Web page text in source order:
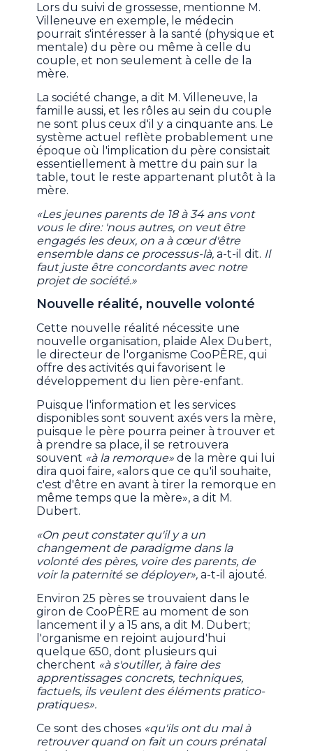
Lors du suivi de grossesse, mentionne M.
Villeneuve en exemple, le médecin
pourrait s'intéresser à la santé (physique et
mentale) du père ou même à celle du
couple, et non seulement à celle de la
mère.
La société change, a dit M. Villeneuve, la
famille aussi, et les rôles au sein du couple
ne sont plus ceux d'il y a cinquante ans. Le
système actuel reflète probablement une
époque où l'implication du père consistait
essentiellement à mettre du pain sur la
table, tout le reste appartenant plutôt à la
mère.
«Les jeunes parents de 18 à 34 ans vont
vous le dire: 'nous autres, on veut être
engagés les deux, on a à cœur d'être
ensemble dans ce processus-là, a-t-il dit. Il
faut juste être concordants avec notre
projet de société.»
Nouvelle réalité, nouvelle volonté
Cette nouvelle réalité nécessite une
nouvelle organisation, plaide Alex Dubert,
le directeur de l'organisme CooPÈRE, qui
offre des activités qui favorisent le
développement du lien père-enfant.
Puisque l'information et les services
disponibles sont souvent axés vers la mère,
puisque le père pourra peiner à trouver et
à prendre sa place, il se retrouvera
souvent «à la remorque» de la mère qui lui
dira quoi faire, «alors que ce qu'il souhaite,
c'est d'être en avant à tirer la remorque en
même temps que la mère», a dit M.
Dubert.
«On peut constater qu'il y a un
changement de paradigme dans la
volonté des pères, voire des parents, de
voir la paternité se déployer», a-t-il ajouté.
Environ 25 pères se trouvaient dans le
giron de CooPÈRE au moment de son
lancement il y a 15 ans, a dit M. Dubert;
l'organisme en rejoint aujourd'hui
quelque 650, dont plusieurs qui
cherchent «à s'outiller, à faire des
apprentissages concrets, techniques,
factuels, ils veulent des éléments pratico-
pratiques».
Ce sont des choses «qu'ils ont du mal à
retrouver quand on fait un cours prénatal